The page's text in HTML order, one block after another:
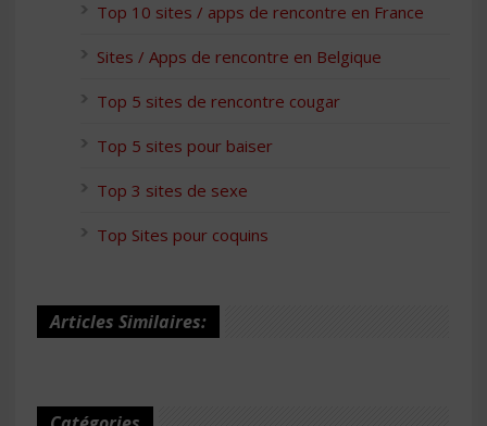
Top 10 sites / apps de rencontre en France
Sites / Apps de rencontre en Belgique
Top 5 sites de rencontre cougar
Top 5 sites pour baiser
Top 3 sites de sexe
Top Sites pour coquins
Articles Similaires: